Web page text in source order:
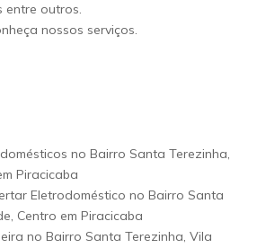
entre outros.
nossos serviços.
no Bairro Santa Terezinha,
Piracicaba
Eletrodoméstico no Bairro Santa
Centro em Piracicaba
no Bairro Santa Terezinha, Vila